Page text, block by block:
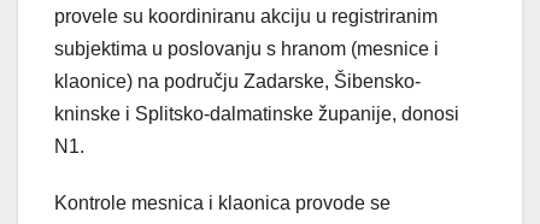
provele su koordiniranu akciju u registriranim
subjektima u poslovanju s hranom (mesnice i
klaonice) na području Zadarske, Šibensko-
kninske i Splitsko-dalmatinske županije, donosi
N1.
Kontrole mesnica i klaonica provode se